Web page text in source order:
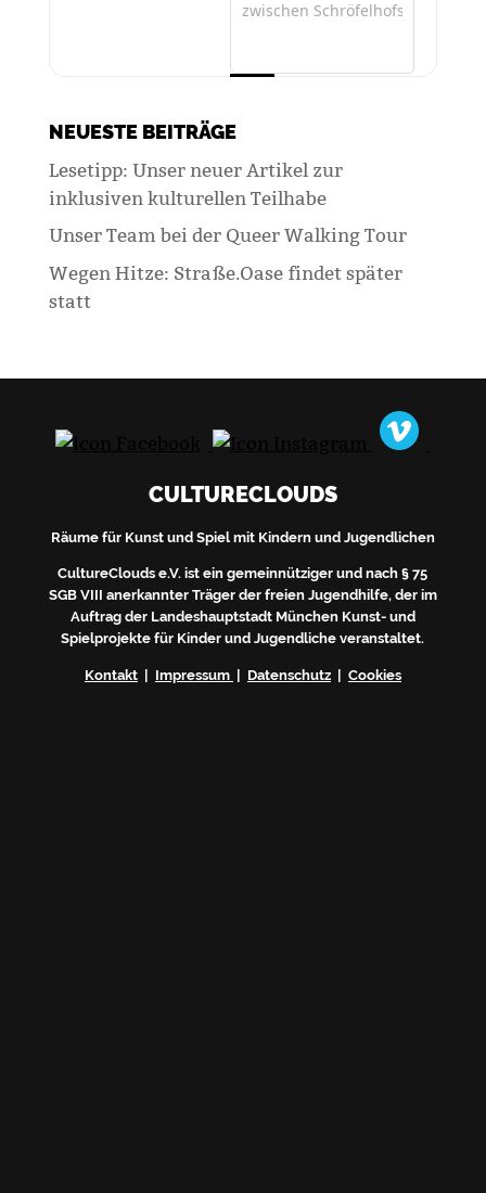
NEUESTE BEITRÄGE
Lesetipp: Unser neuer Artikel zur
inklusiven kulturellen Teilhabe
Unser Team bei der Queer Walking Tour
Wegen Hitze: Straße.Oase findet später
statt
CULTURECLOUDS
Räume für Kunst und Spiel mit Kindern und Jugendlichen
CultureClouds e.V. ist ein gemeinnütziger und nach § 75
SGB VIII anerkannter Träger der freien Jugendhilfe, der im
Auftrag der Landeshauptstadt München Kunst- und
Spielprojekte für Kinder und Jugendliche veranstaltet.
Kontakt| Impressum | Datenschutz| Cookies